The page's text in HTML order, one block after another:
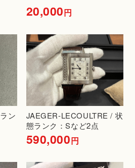
20,000円
ン
JAEGER-LECOULTRE / 状
態ランク：Sなど2点
590,000円